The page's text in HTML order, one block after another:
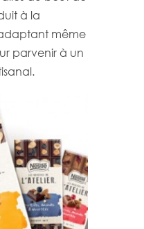
à la
même
parvenir à un